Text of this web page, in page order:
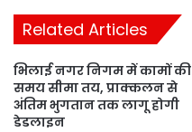
Related Articles
भिलाई नगर निगम में कामों की
समय सीमा तय, प्राक्कलन से
अंतिम भुगतान तक लागू होगी
डेडलाइन